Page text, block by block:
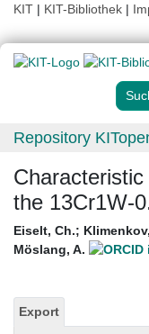
KIT | KIT-Bibliothek |
Repository
the 13Cr1W-
Eiselt, Ch.;
Möslang, A.
Export